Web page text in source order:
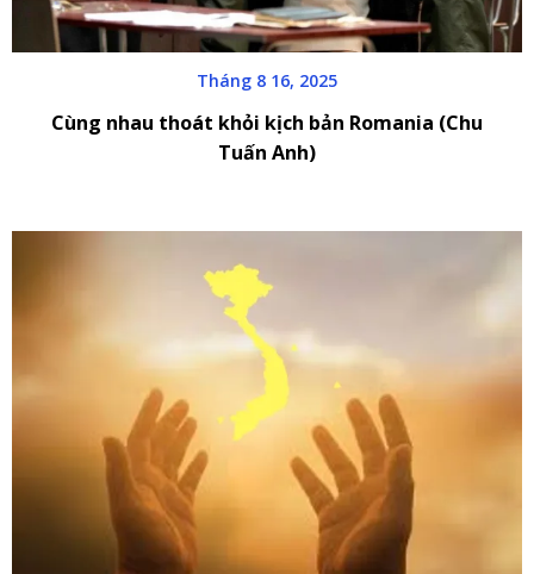
Tháng 8 16, 2025
Cùng nhau thoát khỏi kịch bản Romania (Chu
Tuấn Anh)